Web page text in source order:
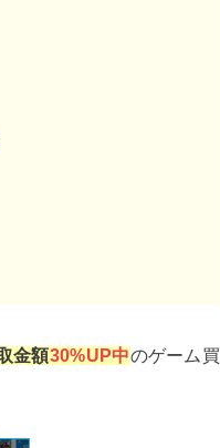
金額30%UP中のゲーム買